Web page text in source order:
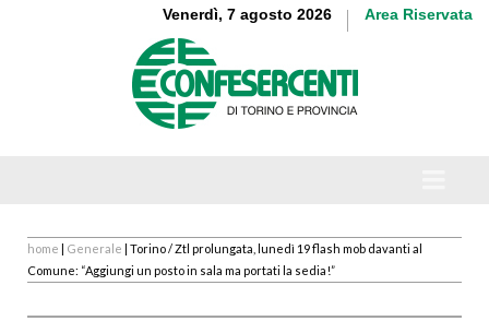
Venerdì, 7 agosto 2026 Area Riservata
home | Generale | Torino / Ztl prolungata, lunedì 19 flash mob davanti al
Comune: “Aggiungi un posto in sala ma portati la sedia!”